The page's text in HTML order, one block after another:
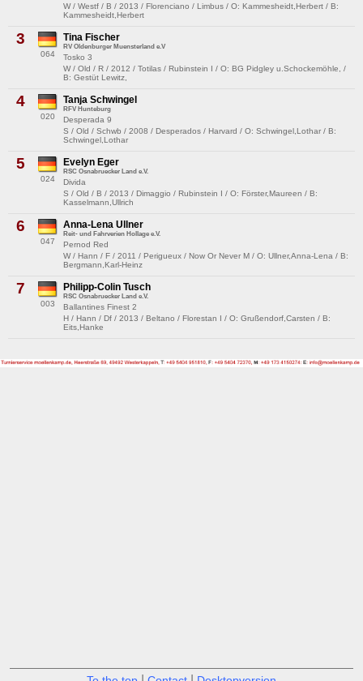
W / Westf / B / 2013 / Florenciano / Limbus / O: Kammesheidt,Herbert / B:
Kammesheidt,Herbert
3
064
Tina Fischer
RV Oldenburger Muensterland e.V
Tosko 3
W / Old / R / 2012 / Totilas / Rubinstein I / O: BG Pidgley u.Schockemöhle, /
B: Gestüt Lewitz,
4
020
Tanja Schwingel
RFV Hunteburg
Desperada 9
S / Old / Schwb / 2008 / Desperados / Harvard / O: Schwingel,Lothar / B:
Schwingel,Lothar
5
024
Evelyn Eger
RSC Osnabruecker Land e.V.
Divida
S / Old / B / 2013 / Dimaggio / Rubinstein I / O: Förster,Maureen / B:
Kasselmann,Ullrich
6
047
Anna-Lena Ullner
Reit- und Fahrverien Hollage e.V.
Pernod Red
W / Hann / F / 2011 / Perigueux / Now Or Never M / O: Ullner,Anna-Lena / B:
Bergmann,Karl-Heinz
7
003
Philipp-Colin Tusch
RSC Osnabruecker Land e.V.
Ballantines Finest 2
H / Hann / Df / 2013 / Beltano / Florestan I / O: Grußendorf,Carsten / B:
Eits,Hanke